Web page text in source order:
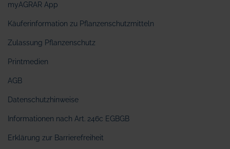
myAGRAR App
Käuferinformation zu Pflanzenschutzmitteln
Zulassung Pflanzenschutz
Printmedien
AGB
Datenschutzhinweise
Informationen nach Art. 246c EGBGB
Erklärung zur Barrierefreiheit